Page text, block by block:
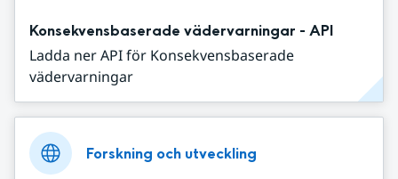
Konsekvensbaserade vädervarningar - API
Ladda ner API för Konsekvensbaserade
vädervarningar
Forskning och utveckling